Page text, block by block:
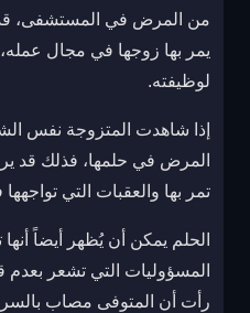
من المرض في المستشفى،
يمر بها زوجها في مجال
لوظيفته.
إذا شاهدت المتزوجة نفس
المرض في حلمها، فذلك قد
تمر بها والعقبات التي تواجهها
الحلم يمكن أن يُظهر أيضاً
المسؤوليات التي تشعر بعدم
رأت أن المتوفى مصاب